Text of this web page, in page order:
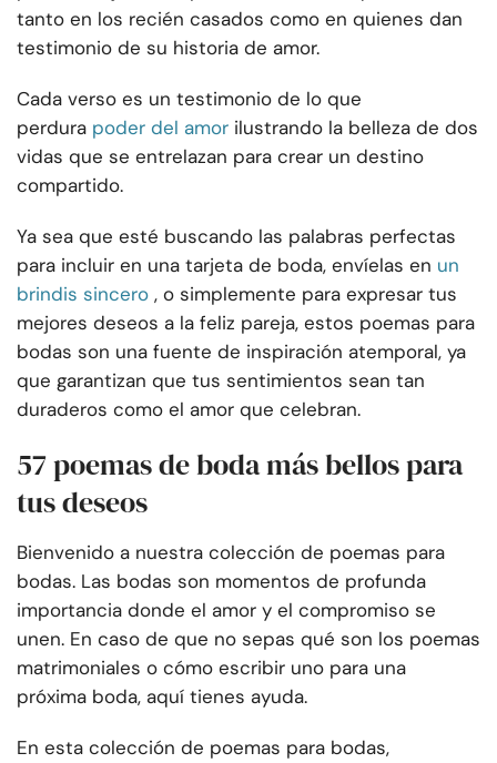
tanto en los recién casados como en quienes dan
testimonio de su historia de amor.
Cada verso es un testimonio de lo que
perdura poder del amor ilustrando la belleza de dos
vidas que se entrelazan para crear un destino
compartido.
Ya sea que esté buscando las palabras perfectas
para incluir en una tarjeta de boda, envíelas en un
brindis sincero , o simplemente para expresar tus
mejores deseos a la feliz pareja, estos poemas para
bodas son una fuente de inspiración atemporal, ya
que garantizan que tus sentimientos sean tan
duraderos como el amor que celebran.
57 poemas de boda más bellos para
tus deseos
Bienvenido a nuestra colección de poemas para
bodas. Las bodas son momentos de profunda
importancia donde el amor y el compromiso se
unen. En caso de que no sepas qué son los poemas
matrimoniales o cómo escribir uno para una
próxima boda, aquí tienes ayuda.
En esta colección de poemas para bodas,